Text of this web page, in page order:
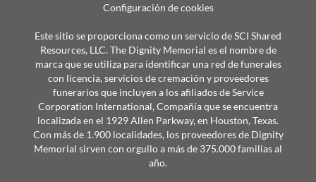
Configuración de cookies
Este sitio se proporciona como un servicio de SCI Shared
Resources, LLC. The Dignity Memorial es el nombre de
marca que se utiliza para identificar una red de funerales
con licencia, servicios de cremación y proveedores
funerarios que incluyen a los afiliados de Service
Corporation International, Compañía que se encuentra
localizada en el 1929 Allen Parkway, en Houston, Texas.
Con más de 1.900 localidades, los proveedores de Dignity
Memorial sirven con orgullo a más de 375.000 familias al
año.